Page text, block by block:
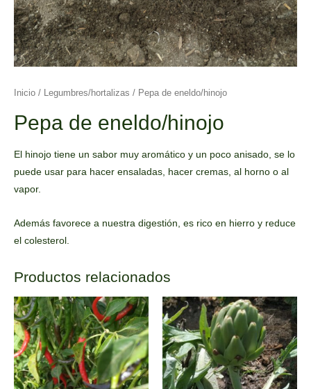
Inicio / Legumbres/hortalizas / Pepa de eneldo/hinojo
Pepa de eneldo/hinojo
El hinojo tiene un sabor muy aromático y un poco anisado, se lo
puede usar para hacer ensaladas, hacer cremas, al horno o al
vapor.
Además favorece a nuestra digestión, es rico en hierro y reduce
el colesterol.
Productos relacionados